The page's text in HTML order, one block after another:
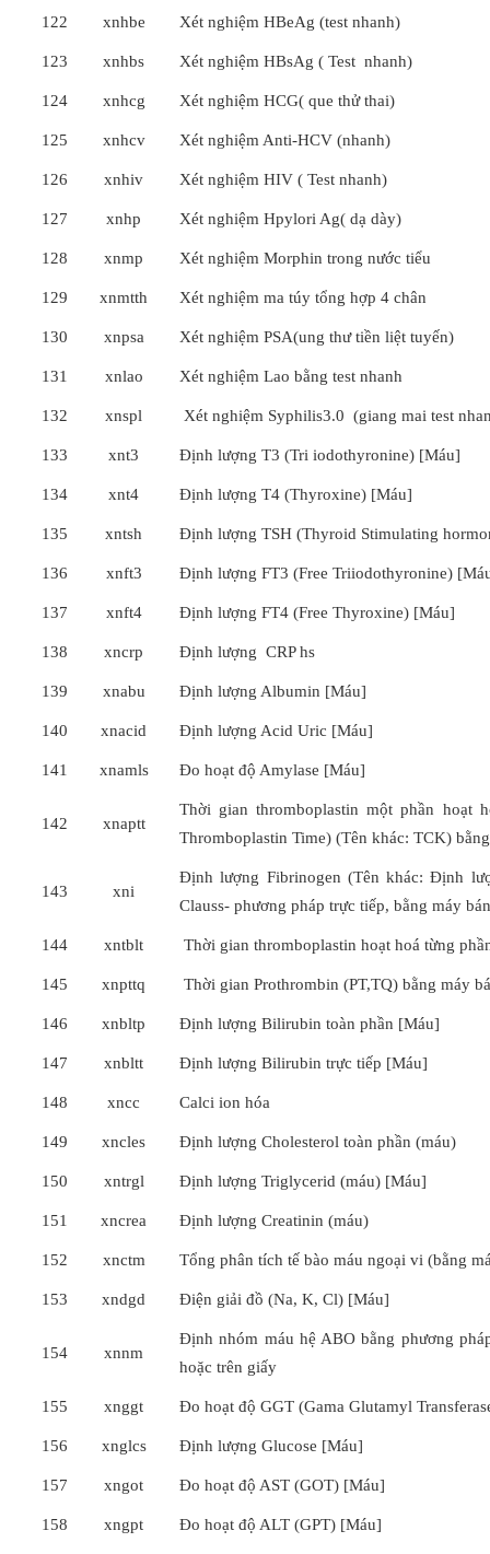
122 xnhbe Xét nghiệm HBeAg (test nhanh)
123 xnhbs Xét nghiệm HBsAg ( Test nhanh)
124 xnhcg Xét nghiệm HCG( que thử thai)
125 xnhcv Xét nghiệm Anti-HCV (nhanh)
126 xnhiv Xét nghiệm HIV ( Test nhanh)
127 xnhp Xét nghiệm Hpylori Ag( dạ dày)
128 xnmp Xét nghiệm Morphin trong nước tiểu
129 xnmtth Xét nghiệm ma túy tổng hợp 4 chân
130 xnpsa Xét nghiệm PSA(ung thư tiền liệt tuyến)
131 xnlao Xét nghiệm Lao bằng test nhanh
132 xnspl Xét nghiệm Syphilis3.0 (giang mai test
133 xnt3 Định lượng T3 (Tri iodothyronine) [Máu]
134 xnt4 Định lượng T4 (Thyroxine) [Máu]
135 xntsh Định lượng TSH (Thyroid Stimulating
136 xnft3 Định lượng FT3 (Free Triiodothyronine)
137 xnft4 Định lượng FT4 (Free Thyroxine) [Máu]
138 xncrp Định lượng CRP hs
139 xnabu Định lượng Albumin [Máu]
140 xnacid Định lượng Acid Uric [Máu]
141 xnamls Đo hoạt độ Amylase [Máu]
142 xnaptt
Thời gian thromboplastin một phần hoạt
Thromboplastin Time) (Tên khác: TCK)
143 xni
Định lượng Fibrinogen (Tên khác: Định
Clauss- phương pháp trực tiếp, bằng máy
144 xntblt Thời gian thromboplastin hoạt hoá từng
145 xnpttq Thời gian Prothrombin (PT,TQ) bằng máy
146 xnbltp Định lượng Bilirubin toàn phần [Máu]
147 xnbltt Định lượng Bilirubin trực tiếp [Máu]
148 xncc Calci ion hóa
149 xncles Định lượng Cholesterol toàn phần (máu)
150 xntrgl Định lượng Triglycerid (máu) [Máu]
151 xncrea Định lượng Creatinin (máu)
152 xnctm Tổng phân tích tế bào máu ngoại vi (bằng
153 xndgd Điện giải đồ (Na, K, Cl) [Máu]
154 xnnm
Định nhóm máu hệ ABO bằng phương
hoặc trên giấy
155 xnggt Đo hoạt độ GGT (Gama Glutamyl
156 xnglcs Định lượng Glucose [Máu]
157 xngot Đo hoạt độ AST (GOT) [Máu]
158 xngpt Đo hoạt độ ALT (GPT) [Máu]